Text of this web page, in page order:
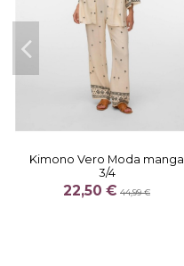
Kimono Vero Moda manga
3/4
22,50 € 44,99 €